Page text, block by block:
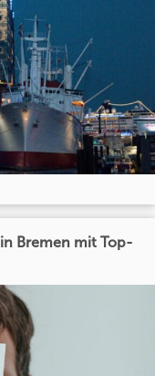
Bremen mit Top-